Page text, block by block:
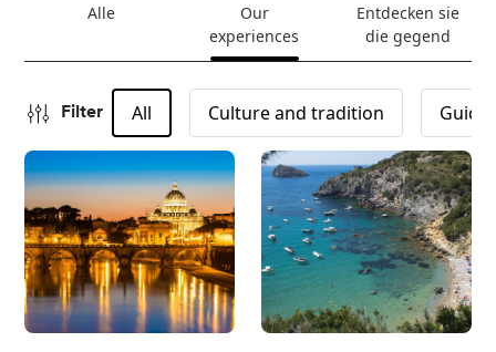
Alle
Our
experiences
Entdecken sie
die gegend
Filter All Culture and tradition